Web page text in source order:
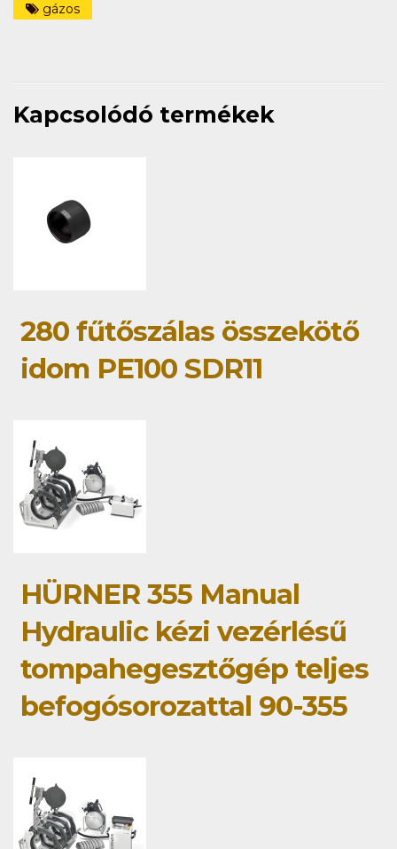
gázos
Kapcsolódó termékek
280 fűtőszálas összekötő
idom PE100 SDR11
HÜRNER 355 Manual
Hydraulic kézi vezérlésű
tompahegesztőgép teljes
befogósorozattal 90-355